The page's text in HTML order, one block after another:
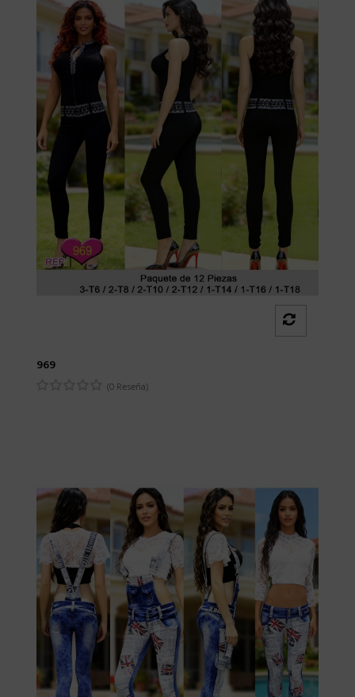
969
(0 Reseña)